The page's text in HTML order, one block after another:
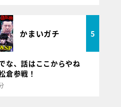
かまいガチ 5
な、話はここからやね
倉参戦！